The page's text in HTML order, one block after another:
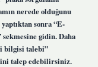
nerede olduğunu
sonra “E-
gidin. Daha
bilgisi talebi”
talep edebilirsiniz.